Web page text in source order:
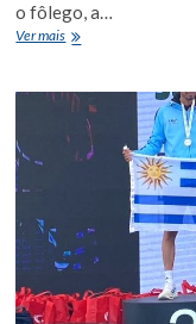
o fôlego, a…
Ver maisCom
0,
Aribicé
título
da
Supercopa
de
Futebol